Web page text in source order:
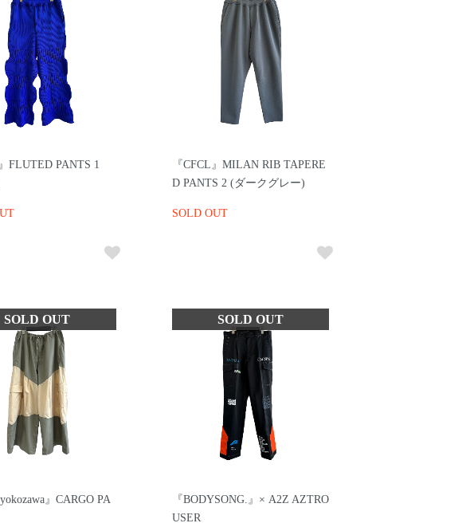
FLUTED PANTS 1
『CFCL』MILAN RIB TAPERE
D PANTS 2 (ダークグレー)
SOLD OUT
』CARGO PA
『BODYSONG.』× A2Z AZTRO
USER